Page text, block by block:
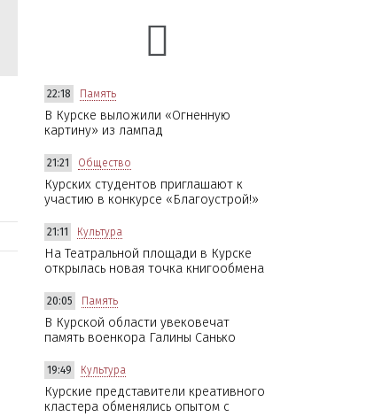
22:18 Память
В Курске выложили «Огненную
картину» из лампад
21:21 Общество
Курских студентов приглашают к
участию в конкурсе «Благоустрой!»
21:11 Культура
На Театральной площади в Курске
открылась новая точка книгообмена
20:05 Память
В Курской области увековечат
память военкора Галины Санько
19:49 Культура
Курские представители креативного
кластера обменялись опытом с